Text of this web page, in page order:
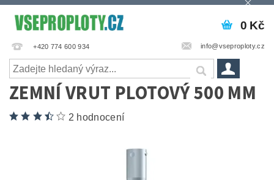
+420 774 600 934 info@vseproploty.cz
0 Kč
ZEMNÍ VRUT PLOTOVÝ 500 MM
2 hodnocení